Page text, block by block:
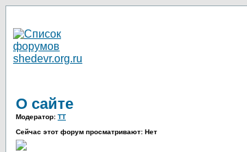
О сайте
Модератор: TT
Сейчас этот форум просматривают: Нет